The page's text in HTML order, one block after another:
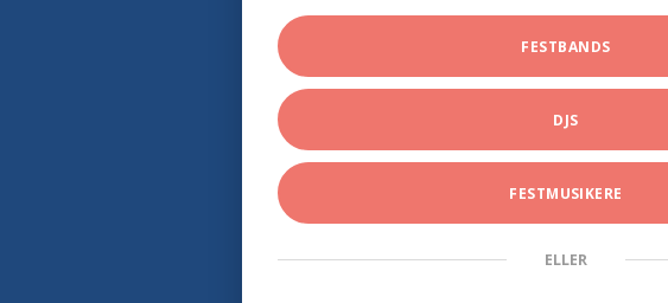
FESTBANDS
DJS
FESTMUSIKERE
ELLER